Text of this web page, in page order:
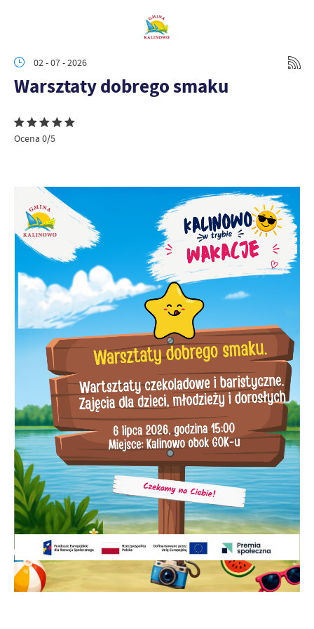
02 - 07 - 2026
Warsztaty dobrego smaku
Ocena 0/5